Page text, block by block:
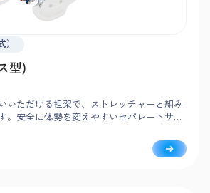
型)
いただける担架で、ストレッチャーと組み
。安全に体勢を変えやすいセパレートサイ